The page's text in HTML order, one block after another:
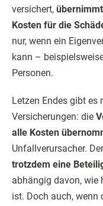
versichert, übernimmt
Kosten für die
nur, wenn ein
kann –
Personen.
Letzen Endes gibt es
Versicherungen: die
alle Kosten
Unfallverursacher.
trotzdem eine
abhängig davon, wie
ist. Doch auch, wenn